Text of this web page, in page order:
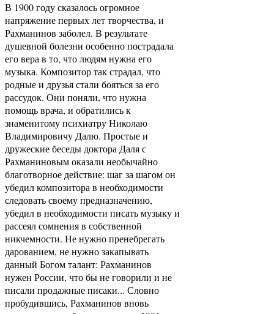
В 1900 году сказалось огромное
напряжение первых лет творчества, и
Рахманинов заболел. В результате
душевной болезни особенно пострадала
его вера в то, что людям нужна его
музыка. Композитор так страдал, что
родные и друзья стали бояться за его
рассудок. Они поняли, что нужна
помощь врача, и обратились к
знаменитому психиатру Николаю
Владимировичу Далю. Простые и
дружеские беседы доктора Даля с
Рахманиновым оказали необычайно
благотворное действие: шаг за шагом он
убедил композитора в необходимости
следовать своему предназначению,
убедил в необходимости писать музыку и
рассеял сомнения в собственной
никчемности. Не нужно пренебрегать
дарованием, не нужно закапывать
данный Богом талант: Рахманинов
нужен России, что бы не говорили и не
писали продажные писаки... Словно
пробудившись, Рахманинов вновь